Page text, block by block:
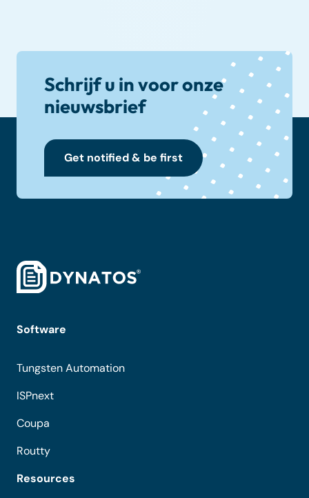
Schrijf u in voor onze
nieuwsbrief
Get notified & be first
Software
Tungsten Automation
ISPnext
Coupa
Routty
Resources